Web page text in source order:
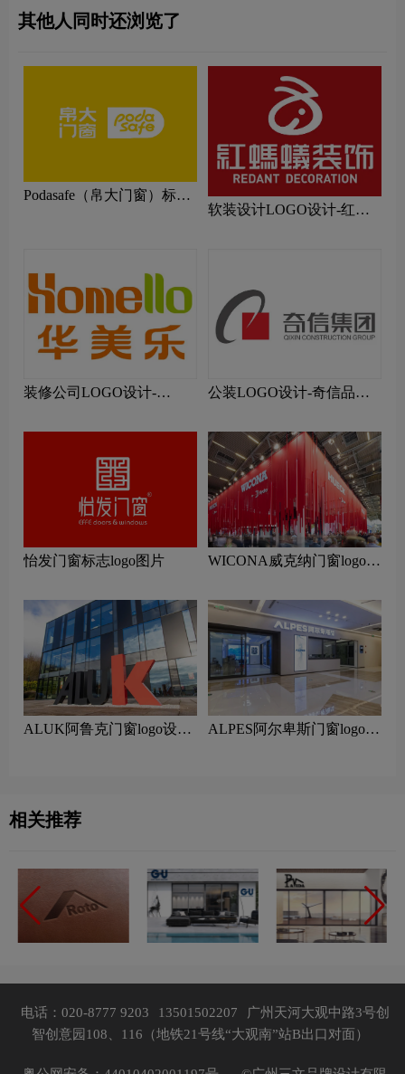
其他人同时还浏览了
Podasafe（帛大门窗）标志
软装设计LOGO设计-红蚂
装修公司LOGO设计-
计
公装LOGO设计-奇信品牌
怡发门窗标志logo图片
WICONA威克纳门窗logo设
ALUK阿鲁克门窗logo设计
ALPES阿尔卑斯门窗logo设
相关推荐
电话：020-8777 9203 13501502207
广州天河大观中路3号创
智创意园108、116（地铁21号线“大观南”站B出口对面）